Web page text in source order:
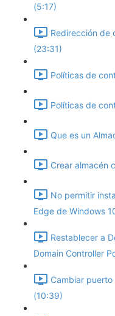
(5:17)
Redirección de
(23:31)
Políticas de
Políticas de
Que es un
Crear almacén
No permitir
Edge de Windows
Restablecer a
Domain Controller
Cambiar puerto
(10:39)